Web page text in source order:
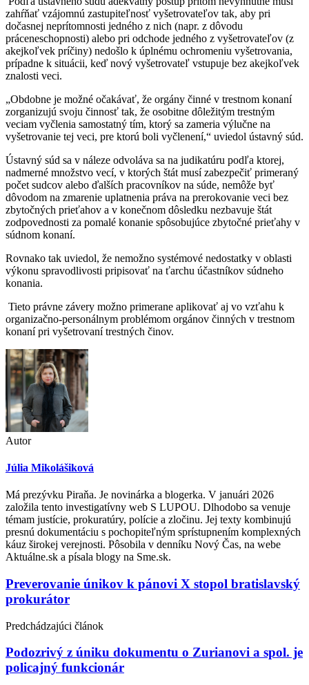
zahŕňať vzájomnú zastupiteľnosť vyšetrovateľov tak, aby pri
dočasnej neprítomnosti jedného z nich (napr. z dôvodu
práceneschopnosti) alebo pri odchode jedného z vyšetrovateľov (z
akejkoľvek príčiny) nedošlo k úplnému ochromeniu vyšetrovania,
prípadne k situácii, keď nový vyšetrovateľ vstupuje bez akejkoľvek
znalosti veci.
„Obdobne je možné očakávať, že orgány činné v trestnom konaní
zorganizujú svoju činnosť tak, že osobitne dôležitým trestným
veciam vyčlenia samostatný tím, ktorý sa zameria výlučne na
vyšetrovanie tej veci, pre ktorú boli vyčlenení,“ uviedol ústavný súd.
Ústavný súd sa v náleze odvoláva sa na judikatúru podľa ktorej,
nadmerné množstvo vecí, v ktorých štát musí zabezpečiť primeraný
počet sudcov alebo ďalších pracovníkov na súde, nemôže byť
dôvodom na zmarenie uplatnenia práva na prerokovanie veci bez
zbytočných prieťahov a v konečnom dôsledku nezbavuje štát
zodpovednosti za pomalé konanie spôsobujúce zbytočné prieťahy v
súdnom konaní.
Rovnako tak uviedol, že nemožno systémové nedostatky v oblasti
výkonu spravodlivosti pripisovať na ťarchu účastníkov súdneho
konania.
Tieto právne závery možno primerane aplikovať aj vo vzťahu k
organizačno-personálnym problémom orgánov činných v trestnom
konaní pri vyšetrovaní trestných činov.
Autor
Júlia Mikolášiková
Má prezývku Piraňa. Je novinárka a blogerka. V januári 2026
založila tento investigatívny web S LUPOU. Dlhodobo sa venuje
témam justície, prokuratúry, polície a zločinu. Jej texty kombinujú
presnú dokumentáciu s pochopiteľným sprístupnením komplexných
káuz širokej verejnosti. Pôsobila v denníku Nový Čas, na webe
Aktuálne.sk a písala blogy na Sme.sk.
Post
navigation
Preverovanie únikov k pánovi X stopol bratislavský
prokurátor
Predchádzajúci článok
Podozrivý z úniku dokumentu o Zurianovi a spol. je
policajný funkcionár